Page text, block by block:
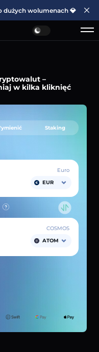
dużych wolumenach 💎
–
w kilka kliknięć
Staking
Euro
EUR
COSMOS
ATOM